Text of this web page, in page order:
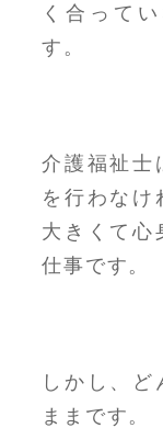
く合って
す。
介護福祉士
を行わなけ
大きくて心
仕事です。
しかし、ど
ままです。